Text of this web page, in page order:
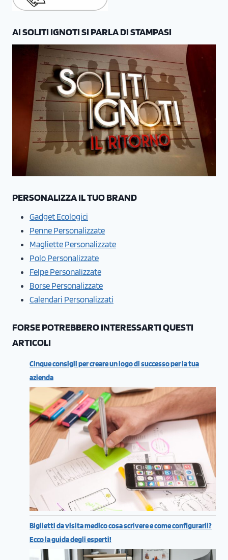
AI SOLITI IGNOTI SI PARLA DI STAMPASI
PERSONALIZZA IL TUO BRAND
Gadget Ecologici
Penne Personalizzate
Magliette Personalizzate
Polo Personalizzate
Felpe Personalizzate
Borse Personalizzate
Calendari Personalizzati
FORSE POTREBBERO INTERESSARTI QUESTI
ARTICOLI
Cinque consigli per creare un logo di successo per la tua
azienda
Biglietti da visita medico cosa scrivere e come configurarli?
Ecco la guida degli esperti!